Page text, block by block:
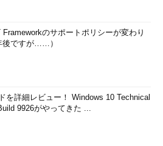
Frameworkのサポートポリシーが変わり
後ですが……）
を詳細レビュー！ Windows 10 Technical
9926がやってきた ...